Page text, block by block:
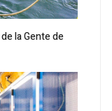
la Gente de